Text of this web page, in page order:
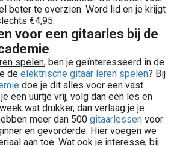
beter te overzien. Word lid en je krijgt
€4,95.
voor een gitaarles bij de
spelen, ben je geïnteresseerd in de
de elektrische gitaar leren spelen? Bij
doe je dit alles voor een vast
een uurtje vrij, volg dan een les en
wat drukker, dan verlaag je je
meer dan 500 gitaarlessen voor
en gevorderde. Hier voegen we
aan toe. Wat ook je interesse, bij